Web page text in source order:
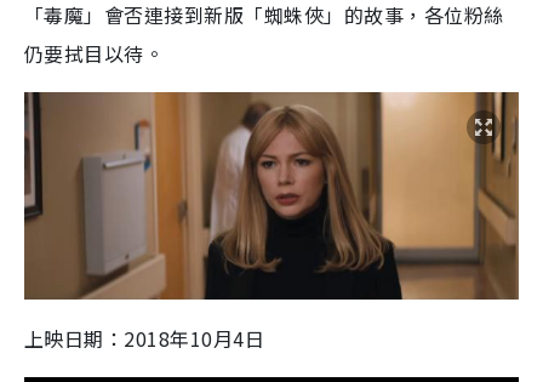
「毒魔」會否連接到新版「蜘蛛俠」的故事，各位粉絲
仍要拭目以待。
上映日期：2018年10月4日